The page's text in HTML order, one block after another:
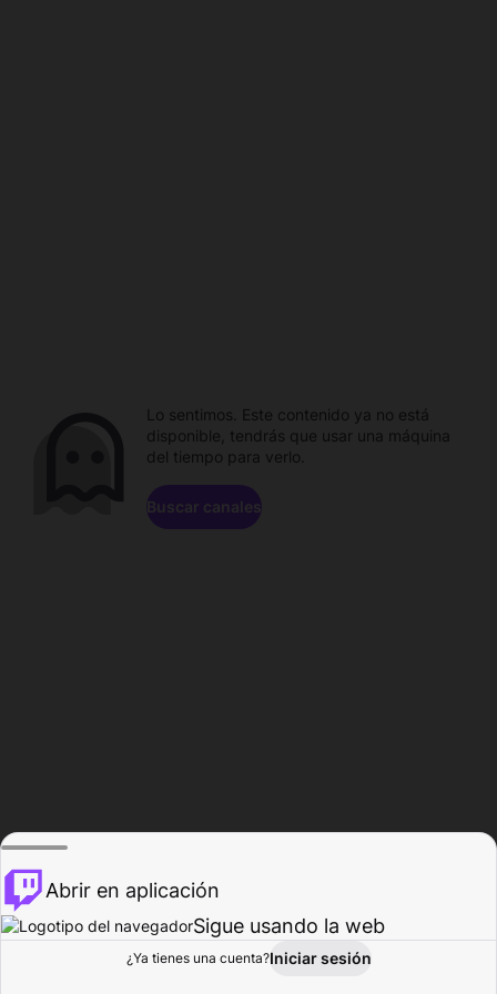
Explorar Actividad
Lo sentimos. Este contenido ya no está
disponible, tendrás que usar una máquina
del tiempo para verlo.
Buscar canales
Abrir en aplicación
Sigue usando la web
¿Ya tienes una cuenta?Iniciar sesión